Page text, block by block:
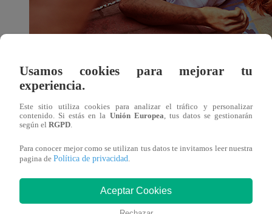
Luego de identificar que los casos de bullying se
comparación a las cifras reportadas en el 2022, fue
coyuntura que ha causado estragos durante el último
que en los 80´s y 90´s. Así que decidieron incentivar a
esta situación.
Para lograrlo, tomaron una canción icónica de época
nivel más cercano e impactante. ¿La canción elegida?
Usamos cookies para mejorar tu
experiencia.
Este sitio utiliza cookies para analizar el tráfico y personalizar
contenido. Si estás en la Unión Europea, tus datos se gestionarán
según el RGPD.
Para conocer mejor como se utilizan tus datos te invitamos leer nuestra
pagina de Política de privacidad.
Aceptar Cookies